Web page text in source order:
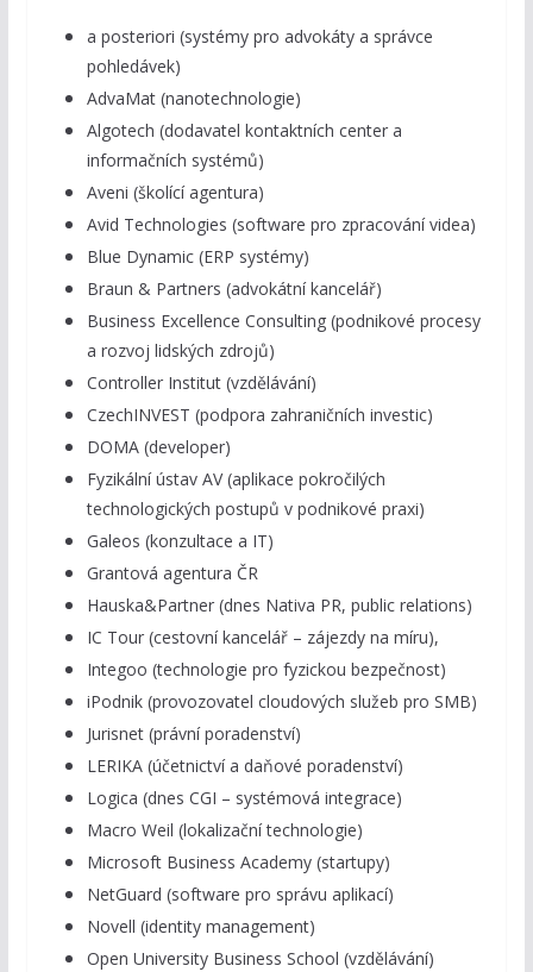
a posteriori (systémy pro advokáty a správce
pohledávek)
AdvaMat (nanotechnologie)
Algotech (dodavatel kontaktních center a
informačních systémů)
Aveni (školící agentura)
Avid Technologies (software pro zpracování videa)
Blue Dynamic (ERP systémy)
Braun & Partners (advokátní kancelář)
Business Excellence Consulting (podnikové procesy
a rozvoj lidských zdrojů)
Controller Institut (vzdělávání)
CzechINVEST (podpora zahraničních investic)
DOMA (developer)
Fyzikální ústav AV (aplikace pokročilých
technologických postupů v podnikové praxi)
Galeos (konzultace a IT)
Grantová agentura ČR
Hauska&Partner (dnes Nativa PR, public relations)
IC Tour (cestovní kancelář – zájezdy na míru),
Integoo (technologie pro fyzickou bezpečnost)
iPodnik (provozovatel cloudových služeb pro SMB)
Jurisnet (právní poradenství)
LERIKA (účetnictví a daňové poradenství)
Logica (dnes CGI – systémová integrace)
Macro Weil (lokalizační technologie)
Microsoft Business Academy (startupy)
NetGuard (software pro správu aplikací)
Novell (identity management)
Open University Business School (vzdělávání)